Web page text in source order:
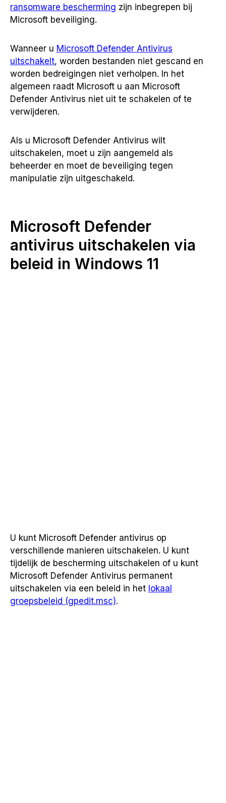
ransomware bescherming zijn inbegrepen bij
Microsoft beveiliging.
Wanneer u Microsoft Defender Antivirus
uitschakelt, worden bestanden niet gescand en
worden bedreigingen niet verholpen. In het
algemeen raadt Microsoft u aan Microsoft
Defender Antivirus niet uit te schakelen of te
verwijderen.
Als u Microsoft Defender Antivirus wilt
uitschakelen, moet u zijn aangemeld als
beheerder en moet de beveiliging tegen
manipulatie zijn uitgeschakeld.
Microsoft Defender
antivirus uitschakelen via
beleid in Windows 11
U kunt Microsoft Defender antivirus op
verschillende manieren uitschakelen. U kunt
tijdelijk de bescherming uitschakelen of u kunt
Microsoft Defender Antivirus permanent
uitschakelen via een beleid in het lokaal
groepsbeleid (gpedit.msc).